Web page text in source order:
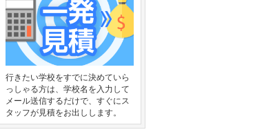
行きたい学校をすでに決めていら
っしゃる方は、学校名を入力して
メール送信するだけで、すぐにス
タッフが見積をお出しします。